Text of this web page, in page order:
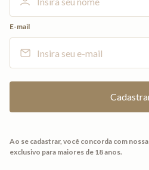
E-mail
Ao se cadastrar, você concorda com nossa
exclusivo para maiores de 18 anos.